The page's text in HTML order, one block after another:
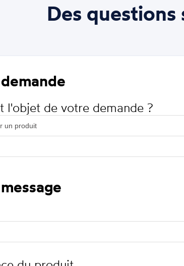
Des
l'objet de votre demande ?